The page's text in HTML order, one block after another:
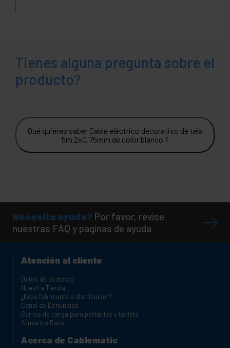
Tienes alguna pregunta sobre el
producto?
Qué quieres saber Cable eléctrico decorativo de tela
5m 2x0.75mm de color blanco ?
Necesita ayuda? Por favor, revise
nuestras FAQ y paginas de ayuda
Atención al cliente
Datos de contacto
Nuestra Tienda
¿Eres fabricante o distribuidor?
Canal de Denuncias
Carros de carga para portátiles y tablets
Armarios Rack
Acerca de Cablematic